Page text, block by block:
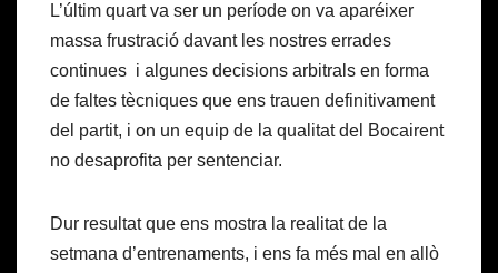
L’últim quart va ser un període on va aparéixer
massa frustració davant les nostres errades
continues i algunes decisions arbitrals en forma
de faltes tècniques que ens trauen definitivament
del partit, i on un equip de la qualitat del Bocairent
no desaprofita per sentenciar.
Dur resultat que ens mostra la realitat de la
setmana d’entrenaments, i ens fa més mal en allò